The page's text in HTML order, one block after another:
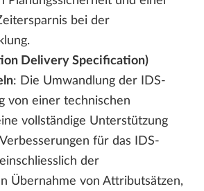
bei der
Delivery Specification)
: Die Umwandlung der IDS-
von einer technischen
vollständige Unterstützung
für das IDS-
der
Übernahme von Attributsätzen,